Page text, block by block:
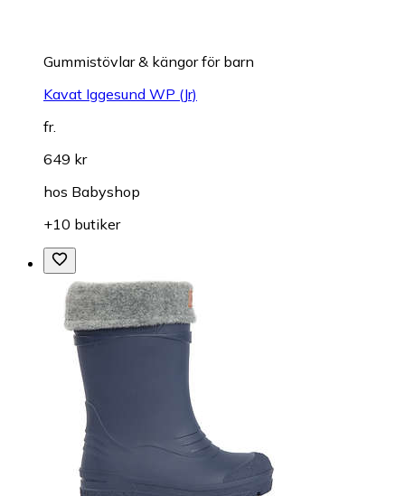
Gummistövlar & kängor för barn
Kavat Iggesund WP (Jr)
fr.
649 kr
hos Babyshop
+10 butiker